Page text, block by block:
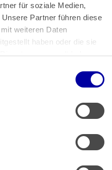
für soziale Medien,
Partner führen diese
weiteren Daten
haben oder die sie
gesammelt haben.